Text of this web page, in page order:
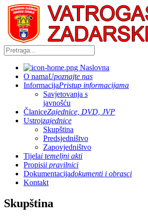
Naslovna
O namaUpoznajte nas
InformacijaPristup informacijama
Savjetovanja s
javnošću
ČlaniceZajednice, DVD, JVP
Ustrojzajednice
Skupština
Predsjedništvo
Zapovjedništvo
Tijelai temeljni akti
Propisii pravilnici
Dokumentacijadokumenti i obrasci
Kontakt
Skupština